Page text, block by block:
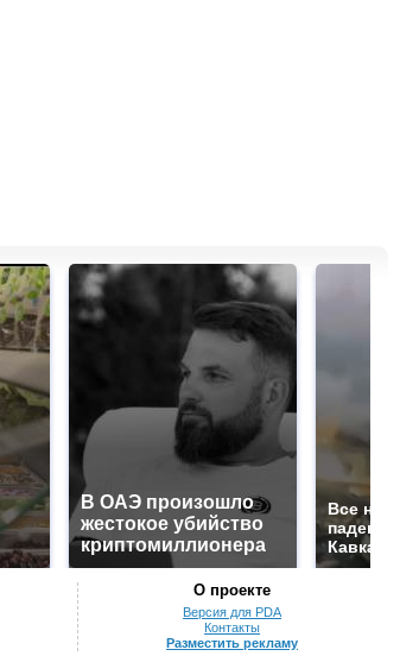
В ОАЭ произошло
жестокое убийство
криптомиллионера
Все
О проекте
Версия для PDA
Контакты
Разместить рекламу